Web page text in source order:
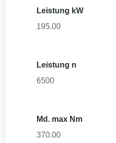
Leistung kW
195.00
Leistung n
6500
Md. max Nm
370.00